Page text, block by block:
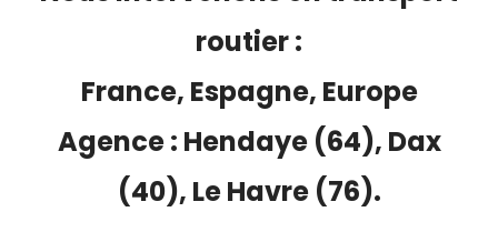
routier :
France, Espagne, Europe
Agence : Hendaye (64), Dax
(40), Le Havre (76).